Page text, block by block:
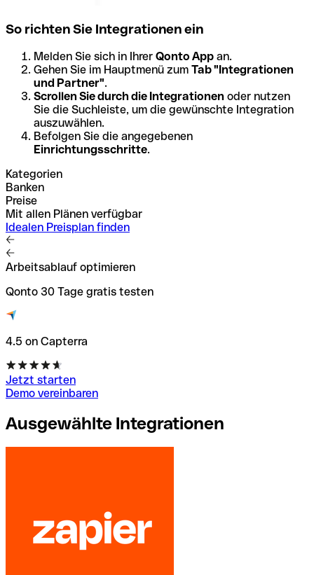
So richten Sie Integrationen ein
Melden Sie sich in Ihrer Qonto App an.
Gehen Sie im Hauptmenü zum Tab "Integrationen
und Partner".
Scrollen Sie durch die Integrationen oder nutzen
Sie die Suchleiste, um die gewünschte Integration
auszuwählen.
Befolgen Sie die angegebenen
Einrichtungsschritte.
Kategorien
Banken
Preise
Mit allen Plänen verfügbar
Idealen Preisplan finden
Arbeitsablauf optimieren
Qonto 30 Tage gratis testen
4.5 on Capterra
Jetzt starten
Demo vereinbaren
Ausgewählte Integrationen